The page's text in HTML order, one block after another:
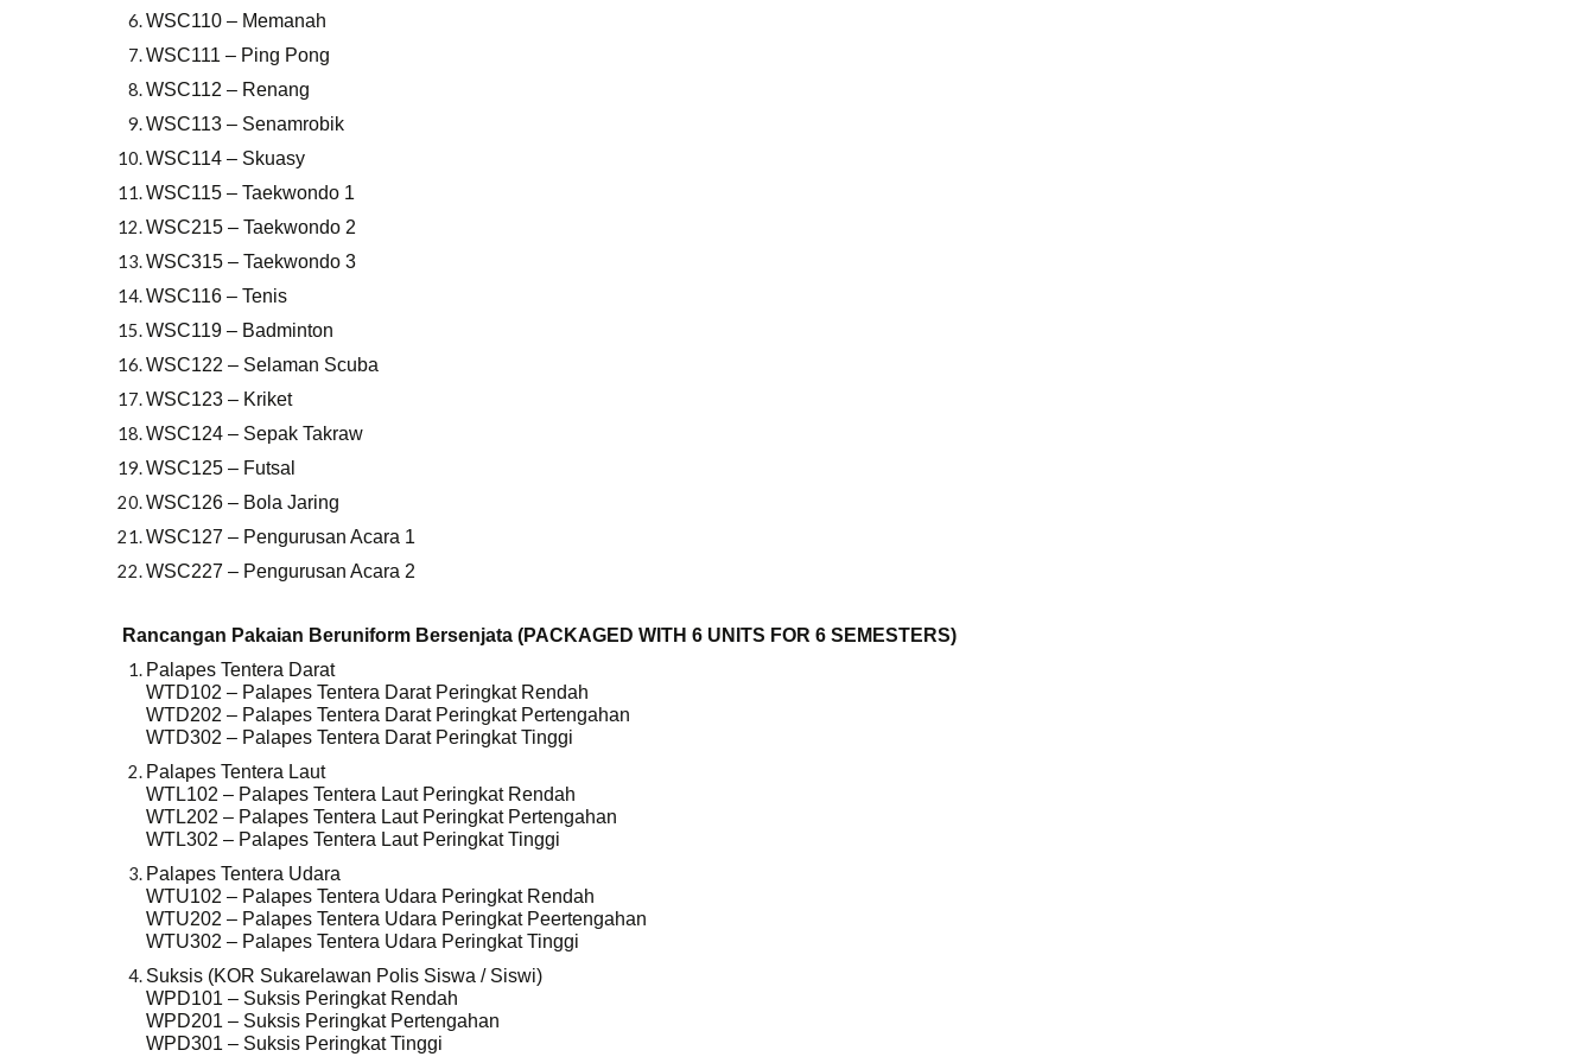
WSC110 – Memanah
WSC111 – Ping Pong
WSC112 – Renang
WSC113 – Senamrobik
WSC114 – Skuasy
WSC115 – Taekwondo 1
WSC215 – Taekwondo 2
WSC315 – Taekwondo 3
WSC116 – Tenis
WSC119 – Badminton
WSC122 – Selaman Scuba
WSC123 – Kriket
WSC124 – Sepak Takraw
WSC125 – Futsal
WSC126 – Bola Jaring
WSC127 – Pengurusan Acara 1
WSC227 – Pengurusan Acara 2
Rancangan Pakaian Beruniform Bersenjata (PACKAGED WITH 6 UNITS FOR 6 SEMESTERS)
Palapes Tentera Darat
WTD102 – Palapes Tentera Darat Peringkat Rendah
WTD202 – Palapes Tentera Darat Peringkat Pertengahan
WTD302 – Palapes Tentera Darat Peringkat Tinggi
Palapes Tentera Laut
WTL102 – Palapes Tentera Laut Peringkat Rendah
WTL202 – Palapes Tentera Laut Peringkat Pertengahan
WTL302 – Palapes Tentera Laut Peringkat Tinggi
Palapes Tentera Udara
WTU102 – Palapes Tentera Udara Peringkat Rendah
WTU202 – Palapes Tentera Udara Peringkat Peertengahan
WTU302 – Palapes Tentera Udara Peringkat Tinggi
Suksis (KOR Sukarelawan Polis Siswa / Siswi)
WPD101 – Suksis Peringkat Rendah
WPD201 – Suksis Peringkat Pertengahan
WPD301 – Suksis Peringkat Tinggi